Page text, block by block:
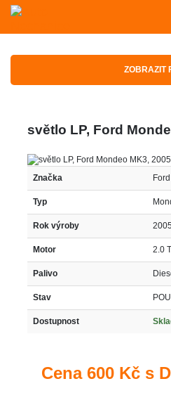
ZOBRAZIT
světlo LP, Ford
Značka Ford
Typ
Rok výroby 2005
Motor 2.0
Palivo
Stav
Dostupnost
Cena 600 Kč s